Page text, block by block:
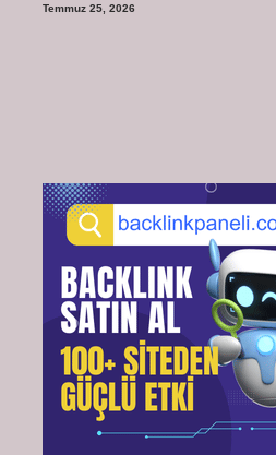
Temmuz 25, 2026